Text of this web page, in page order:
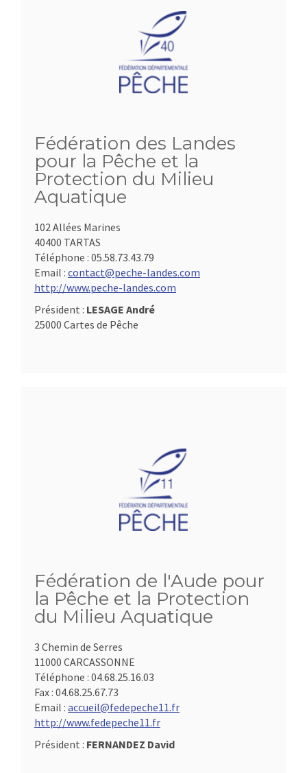
Fédération des Landes
pour la Pêche et la
Protection du Milieu
Aquatique
102 Allées Marines
40400 TARTAS
Téléphone : 05.58.73.43.79
Email : contact@peche-landes.com
http://www.peche-landes.com
Président : LESAGE André
25000 Cartes de Pêche
Fédération de l'Aude pour
la Pêche et la Protection
du Milieu Aquatique
3 Chemin de Serres
11000 CARCASSONNE
Téléphone : 04.68.25.16.03
Fax : 04.68.25.67.73
Email : accueil@fedepeche11.fr
http://www.fedepeche11.fr
Président : FERNANDEZ David